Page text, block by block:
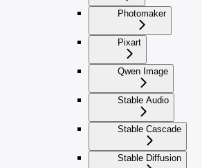
Photomaker
Pixart
Qwen Image
Stable Audio
Stable Cascade
Stable Diffusion